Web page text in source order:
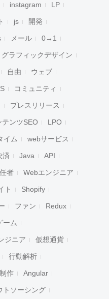
instagram LP
js 開発
メール 0→1
グラフィックデザイン
自由 ウェブ
コミュニティ
プレスリリース
テンツSEO LPO
イム webサービス
済 Java API
者 Webエンジニア
ト Shopify
ファン Redux
ーム
ジニア 仮想通貨
行動解析
制作 Angular
トソーシング